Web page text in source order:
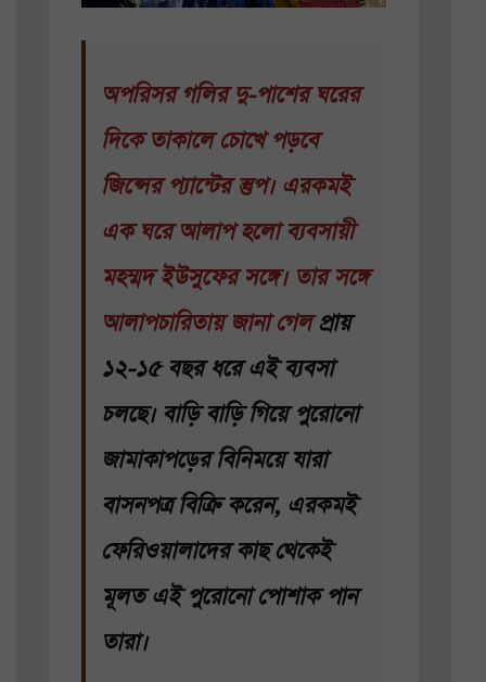
অপরিসর গলির দু-পাশের ঘরের
দিকে তাকালে চোখে পড়বে
জিন্সের প্যান্টের স্তুপ। এরকমই
এক ঘরে আলাপ হলো ব্যবসায়ী
মহম্মদ ইউসুফের সঙ্গে। তার সঙ্গে
আলাপচারিতায় জানা গেলপ্রায়
১২-১৫ বছর ধরে এই ব্যবসা
চলছে। বাড়ি বাড়ি গিয়ে পুরোনো
জামাকাপড়ের বিনিময়ে যারা
বাসনপত্র বিক্রি করেন, এরকমই
ফেরিওয়ালাদের কাছ থেকেই
মূলত এই পুরোনো পোশাক পান
তারা।